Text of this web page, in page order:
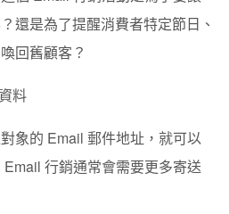
還是為了提醒消費者特定節日、
回舊顧客？
料
象的 Email 郵件地址，就可以
行銷通常會需要更多寄送